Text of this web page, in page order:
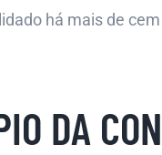
há mais de
DA